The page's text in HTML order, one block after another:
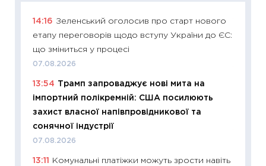
14:16 Зеленський оголосив про старт нового
етапу переговорів щодо вступу України до ЄС:
що зміниться у процесі
07.08.2026
13:54 Трамп запроваджує нові мита на
імпортний полікремній: США посилюють
захист власної напівпровідникової та
сонячної індустрії
07.08.2026
13:11 Комунальні платіжки можуть зрости навіть